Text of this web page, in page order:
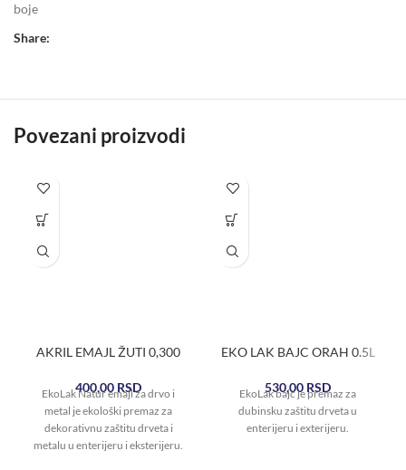
boje
Share:
Povezani proizvodi
AKRIL EMAJL ŽUTI 0,300
400,00 RSD
EkoLak Natur emajl za drvo i
metal je ekološki premaz za
dekorativnu zaštitu drveta i
metalu u enterijeru i eksterijeru.
EKO LAK BAJC ORAH 0.5L
530,00 RSD
EkoLak bajc je premaz za
dubinsku zaštitu drveta u
enterijeru i exterijeru.